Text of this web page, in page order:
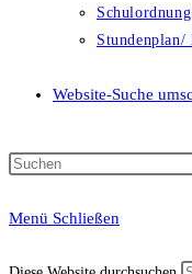
Schulordnung
Stundenplan/
Website-Suche
Menü Schließen